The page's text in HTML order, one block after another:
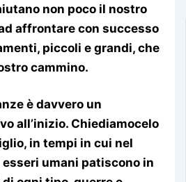
non poco il nostro
affrontare con successo
piccoli e grandi, che
cammino.
è davvero un
all’inizio. Chiediamocelo
in tempi in cui nel
umani patiscono in